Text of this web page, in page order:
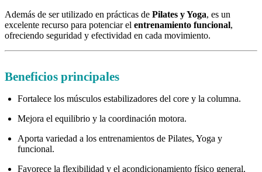
Además de ser utilizado en prácticas de Pilates y Yoga, es un
excelente recurso para potenciar el entrenamiento funcional,
ofreciendo seguridad y efectividad en cada movimiento.
Beneficios principales
Fortalece los músculos estabilizadores del core y la columna.
Mejora el equilibrio y la coordinación motora.
Aporta variedad a los entrenamientos de Pilates, Yoga y
funcional.
Favorece la flexibilidad y el acondicionamiento físico general.